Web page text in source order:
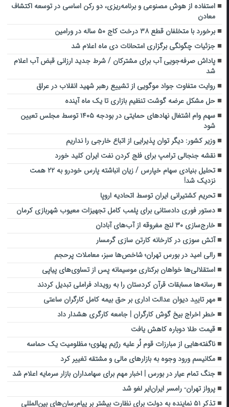
استفاده از هوش مصنوعی و برنامه‌ریزی، دو رکن اساسی در توسعه اکتشاف
معادن
برخورد با متخلفان قطع ۳۸ درخت کاج ۵۰ ساله در ورامین
جزئیات چگونگی برگزاری امتحانات دی‌ ماه اعلام شد
پاداش صرفه‌جویی آب برای مشترکان / شرط جدید ارزانی قبض آب اعلام
شد
روایت متفاوت جواد موگویی از تشییع رهبر شهید انقلاب در عراق
حل مشکل عرضه گوشت تنظیم بازاری تا یک ماه آینده
سهم وام اشتغال نهادهای حمایتی در بودجه ۱۴۰۵ توسط مجلس تعیین
شود
وزیر کشور:‌ دیگر توان پذیرایی از اتباع خارجی را نداریم‌
نقشه جنجالی ترامپ برای فلج کردن نفت ایران کلید خورد
تحلیل بنیادی سهام خپارس / زیان انباشته پارس خودرو به ۲۲ همت
نزدیک شد!
تحریم کشتیرانی ایران توسط اتحادیه اروپا
دستور فوری دادستانی برای پلمب کامل تجهیزات معیوب شهربازی کرمان
خارج‌سازی ۳۰ لنج مغروقه از آب‌های آبادان
آتش سوزی در کارخانه کارتن سازی گرمسار
رالی امید در بورس تهران؛ شاخص‌ها سبز، معاملات پرحجم
استقلالی‌ها خواهان برکناری موسیمانه پس از تساوی‌های پیاپی
رسانه‌ها مسابقات قرآن کردستان را به رویداد فراملی تبدیل کردند
مهر تایید دیوان عدالت اداری بر حق بیمه کامل کارگران ساعتی
خطر اخراج بیخ گوش کارگران | جامعه کارگری هشدار داد
قیمت طلا دوباره کاهش یافت
ناگفته‌هایی از مبارزات قوم لُر علیه رژیم پهلوی؛ مظلومیت یک حماسه
مکانیسم ورود وجوه به بازارهای مالی و مشتقه تغییر کرد
جنگ تمام عیار در بورس | اخبار مهم برای سهامداران بازار سرمایه اعلام شد
پرواز تهران- رامسر ایران‌ایر لغو شد
تذکر ۵۱ نماینده به دولت برای نظارت بیشتر بر پیام‌رسان‌های بین‌المللی